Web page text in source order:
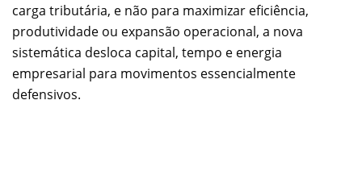
carga tributária, e não para maximizar eficiência,
produtividade ou expansão operacional, a nova
sistemática desloca capital, tempo e energia
empresarial para movimentos essencialmente
defensivos.